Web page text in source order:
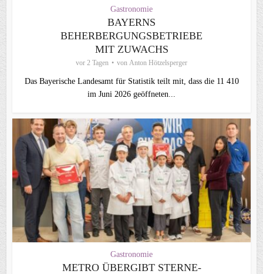
Gastronomie
BAYERNS
BEHERBERGUNGSBETRIEBE
MIT ZUWACHS
vor 2 Tagen von Anton Hötzelsperger
Das Bayerische Landesamt für Statistik teilt mit, dass die 11 410
im Juni 2026 geöffneten...
Gastronomie
METRO ÜBERGIBT STERNE-